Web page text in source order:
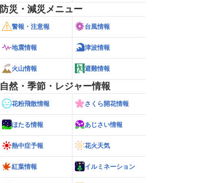
防災・減災メニュー
警報・注意報 台風情報
地震情報 津波情報
火山情報 避難情報
自然・季節・レジャー情報
花粉飛散情報 さくら開花情報
ほたる情報 あじさい情報
熱中症予報 花火天気
紅葉情報 イルミネーション